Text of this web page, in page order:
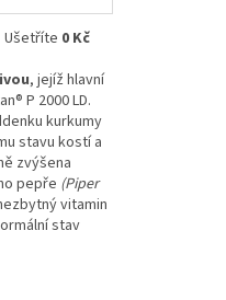
Ušetříte 0 Kč
, jejíž hlavní
P 2000 LD.
kurkumy
stavu kostí a
zvýšena
pepře (Piper
vitamin
stav